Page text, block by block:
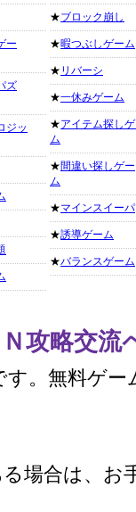
ー
ズ
ジッ
★ブロック崩し
★暇つぶしゲーム
★ リバーシ
★一休みゲーム
★アイテム探し
ム
★間違い探しゲー
ム
★マインスイーパ
★誘導ゲーム
★バランスゲーム
攻略交流
。無料ゲー
場合は、お